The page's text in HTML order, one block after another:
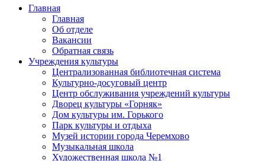
Главная
Главная
Об отделе
Вакансии
Обратная связь
Учреждения культуры
Централизованная библиотечная система
Культурно-досуговый центр
Центр обслуживания учреждений культуры
Дворец культуры «Горняк»
Дом культуры им. Горького
Парк культуры и отдыха
Музей истории города Черемхово
Музыкальная школа
Художественная школа №1